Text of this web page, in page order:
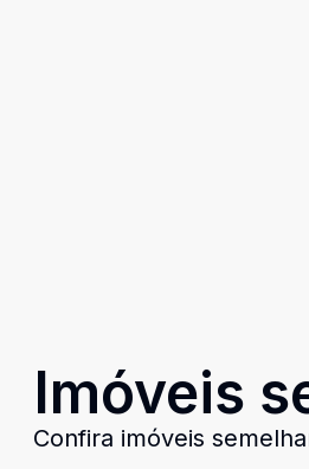
Imóveis
Confira imóveis